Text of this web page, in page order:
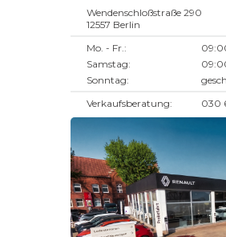
Wendenschloßstraße 290
12557 Berlin
Mo. - Fr.:
Samstag:
Sonntag:
Verkaufsberatung:
030